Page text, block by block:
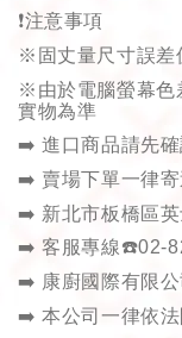
❗注意事項
※固丈量尺寸誤差
※由於電腦螢幕色
實物為準
➡️ 進口商品請先
➡️ 賣場下單一律寄
➡️ 新北市板橋區
➡️ 客服專線☎️02-
➡️ 康廚國際有限
➡️ 本公司一律依